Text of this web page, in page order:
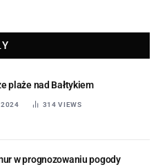
plaże nad Bałtykiem
2024 314VIEWS
w prognozowaniu pogody